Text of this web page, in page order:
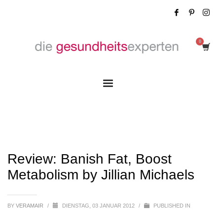
Review: Banish Fat, Boost
Metabolism by Jillian Michaels
BY VERAMAIR / DIENSTAG, 03 JANUAR 2012 /
PUBLISHED IN